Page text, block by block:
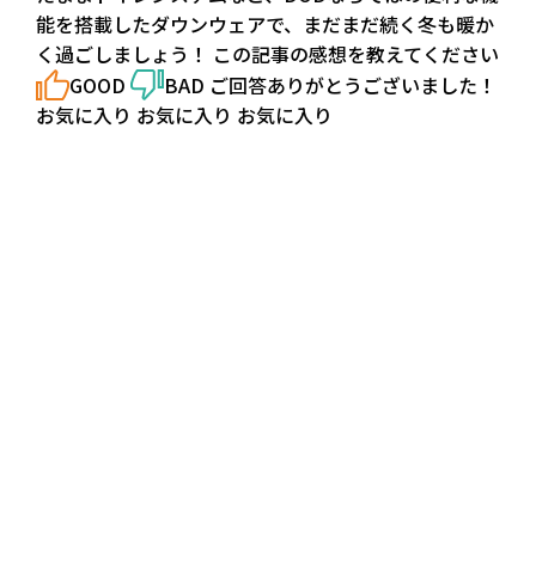
能を搭載したダウンウェアで、まだまだ続く冬も暖か
く過ごしましょう！ この記事の感想を教えてください
GOOD
BAD ご回答ありがとうございました！
お気に入り お気に入り お気に入り